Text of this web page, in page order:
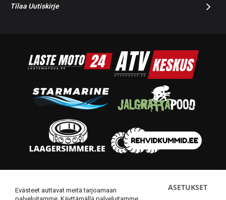
Tilaa Uutiskirje
Evästeet auttavat meitä tarjoamaan
ASETUKSET